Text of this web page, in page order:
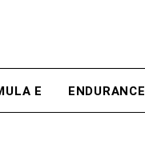
E ENDURANCE